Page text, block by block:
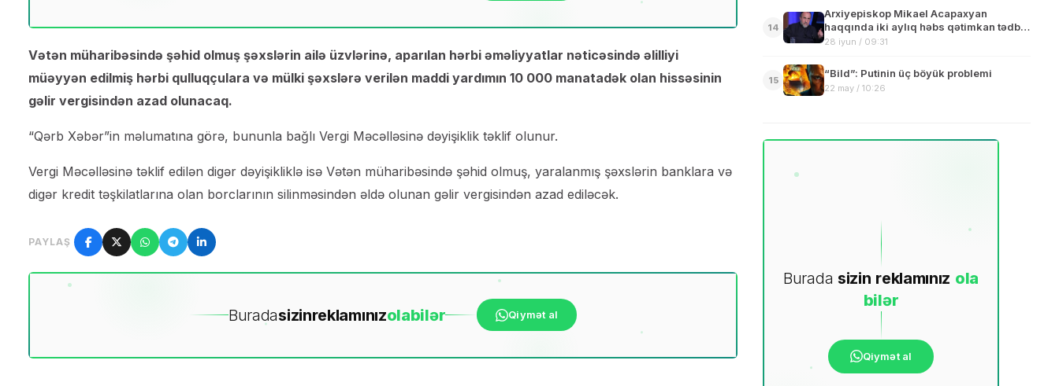
Vətən müharibəsində şəhid olmuş şəxslərin ailə üzvlərinə, aparılan hərbi əməliyyatlar nəticəsində əlilliyi
müəyyən edilmiş hərbi qulluqçulara və mülki şəxslərə verilən maddi yardımın 10 000 manatadək olan hissəsinin
gəlir vergisindən azad olunacaq.
“Qərb Xəbər”in məlumatına görə, bununla bağlı Vergi Məcəlləsinə dəyişiklik təklif olunur.
Vergi Məcəlləsinə təklif edilən digər dəyişikliklə isə Vətən müharibəsində şəhid olmuş, yaralanmış şəxslərin banklara və
digər kredit təşkilatlarına olan borclarının silinməsindən əldə olunan gəlir vergisindən azad ediləcək.
PAYLAŞ
Buradasizinreklamınızolabilər Qiymət al
14
Arxiyepiskop Mikael Acapaxyan
haqqında iki aylıq həbs qətimkan tədbiri
seçilib
28 iyun / 09:31
15
“Bild”: Putinin üç böyük problemi
22 may / 10:26
Burada sizin reklamınız ola
bilər
Qiymət al